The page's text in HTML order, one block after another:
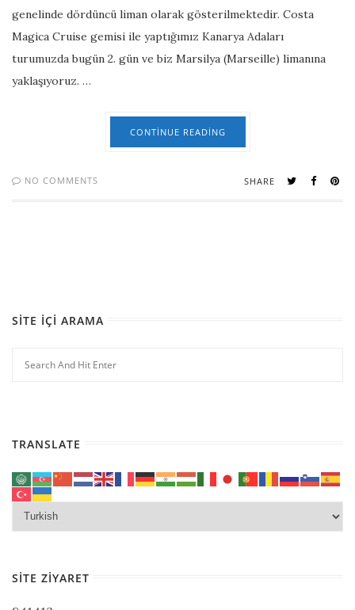
genelinde dördüncü liman olarak gösterilmektedir. Costa
Magica Cruise gemisi ile yaptığımız Kanarya Adaları
turumuzda bugün 2. gün ve biz Marsilya (Marseille) limanına
yaklaşıyoruz. …
CONTINUE READING
NO COMMENTS SHARE
SITE İÇI ARAMA
TRANSLATE
SITE ZIYARET